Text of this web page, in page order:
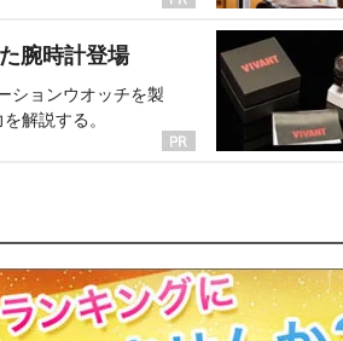
腕時計登場
ションウオッチを製
解説する。